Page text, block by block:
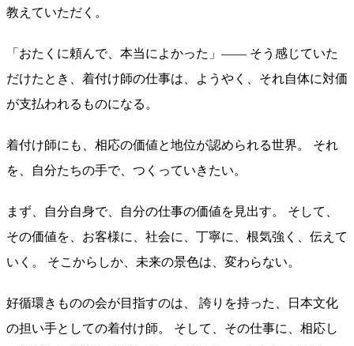
教えていただく。
「おたくに頼んで、本当によかった」—— そう感じていた
だけたとき、着付け師の仕事は、ようやく、それ自体に対価
が支払われるものになる。
着付け師にも、相応の価値と地位が認められる世界。 それ
を、自分たちの手で、つくっていきたい。
まず、自分自身で、自分の仕事の価値を見出す。 そして、
その価値を、お客様に、社会に、丁寧に、根気強く、伝えて
いく。 そこからしか、未来の景色は、変わらない。
好循環きものの会が目指すのは、 誇りを持った、日本文化
の担い手としての着付け師。 そして、その仕事に、相応し